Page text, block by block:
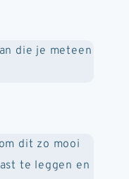
die je meteen
dit zo mooi
te leggen en